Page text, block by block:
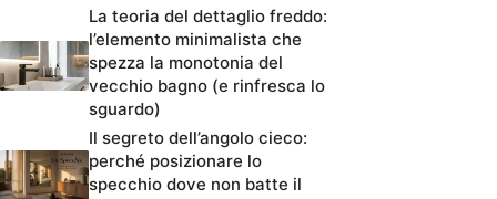
La teoria del dettaglio freddo:
l’elemento minimalista che
spezza la monotonia del
vecchio bagno (e rinfresca lo
sguardo)
Il segreto dell’angolo cieco:
perché posizionare lo
specchio dove non batte il